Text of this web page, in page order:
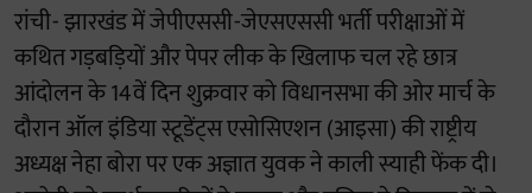
रांची- झारखंड में जेपीएससी-जेएसएससी भर्ती परीक्षाओं में
कथित गड़बड़ियों और पेपर लीक के खिलाफ चल रहे छात्र
आंदोलन के 14वें दिन शुक्रवार को विधानसभा की ओर मार्च के
दौरान ऑल इंडिया स्टूडेंट्स एसोसिएशन (आइसा) की राष्ट्रीय
अध्यक्ष नेहा बोरा पर एक अज्ञात युवक ने काली स्याही फेंक दी।